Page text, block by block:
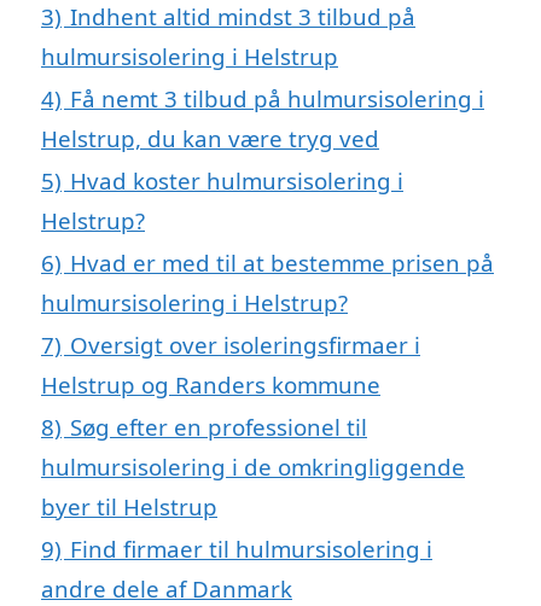
3) Indhent altid mindst 3 tilbud på
hulmursisolering i Helstrup
4) Få nemt 3 tilbud på hulmursisolering i
Helstrup, du kan være tryg ved
5) Hvad koster hulmursisolering i
Helstrup?
6) Hvad er med til at bestemme prisen på
hulmursisolering i Helstrup?
7) Oversigt over isoleringsfirmaer i
Helstrup og Randers kommune
8) Søg efter en professionel til
hulmursisolering i de omkringliggende
byer til Helstrup
9) Find firmaer til hulmursisolering i
andre dele af Danmark